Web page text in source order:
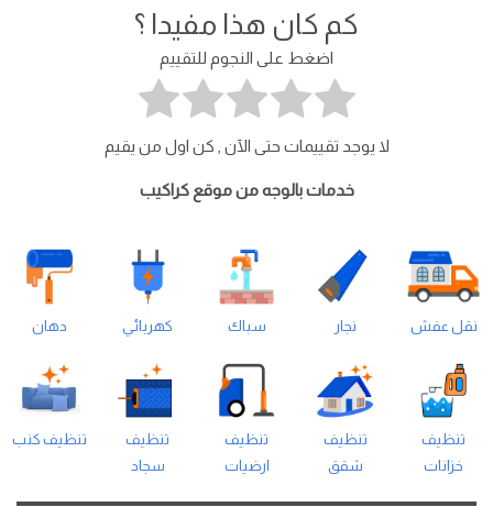
كم كان هذا مفيدا ؟
اضغط على النجوم للتقييم
لا يوجد تقييمات حتى الآن , كن اول من يقيم
خدمات بالوجه من موقع كراكيب
نقل عفش نجار سباك كهربائي دهان
تنظيف
خزانات
تنظيف
شقق
تنظيف
ارضيات
تنظيف
سجاد
تنظيف كنب